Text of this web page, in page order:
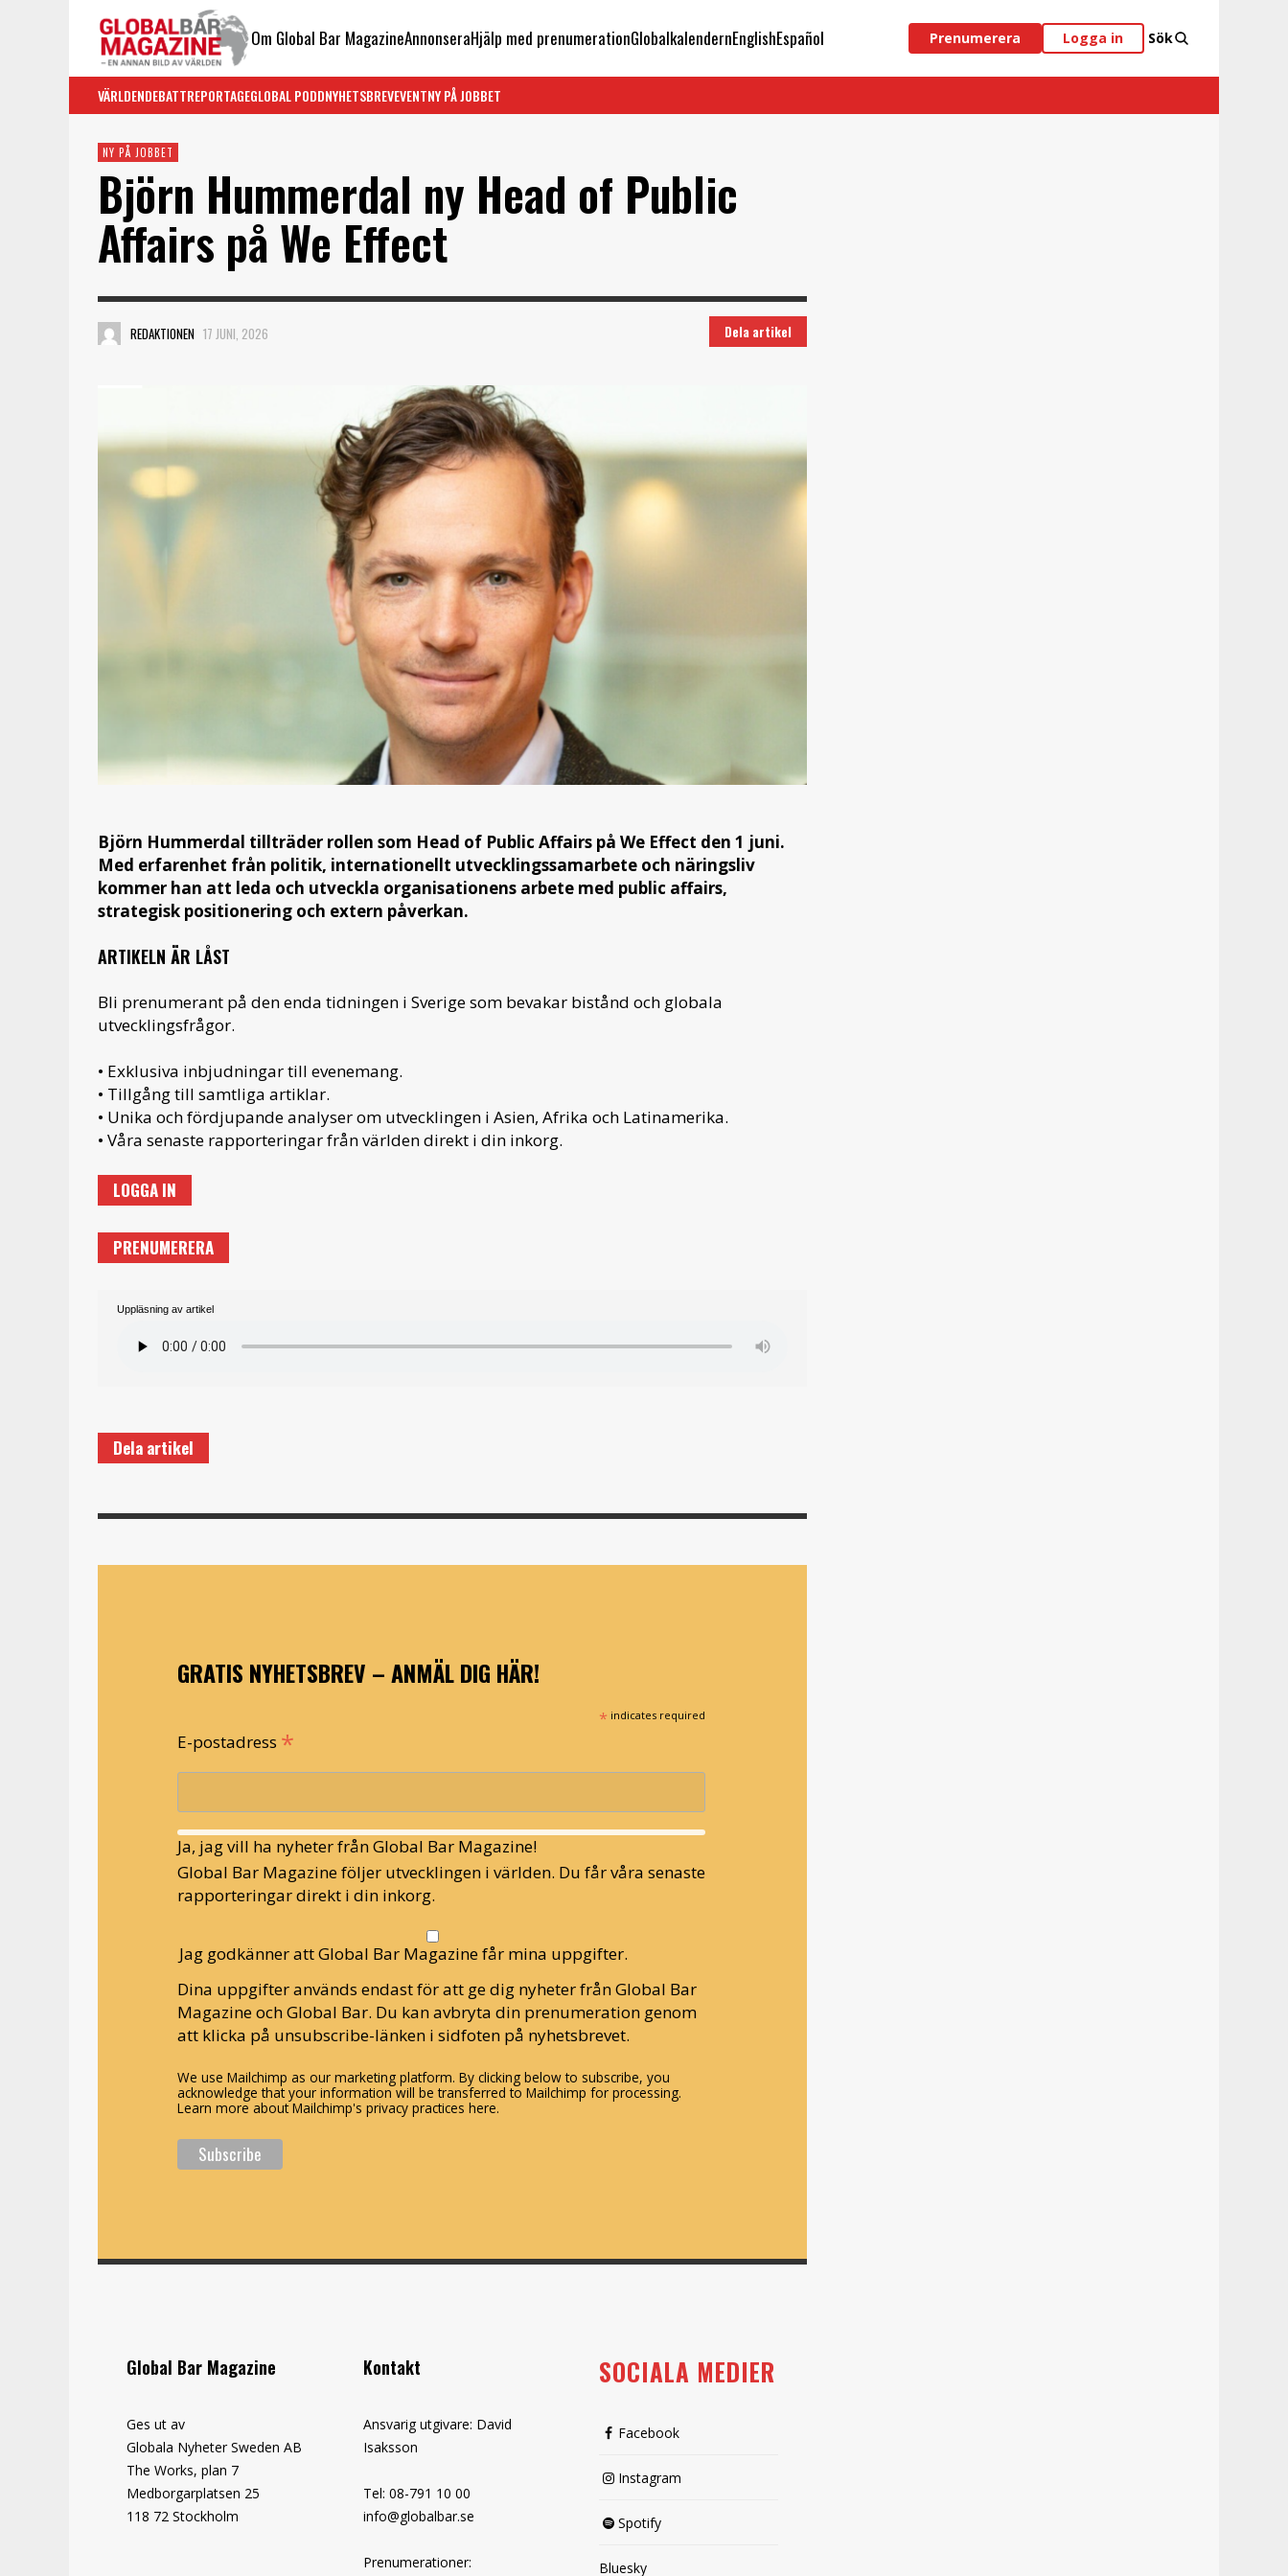
Om Global Bar MagazineAnnonseraHjälp med prenumerationGlobalkalendernEnglishEspañol Prenumerera Logga in Sök
VÄRLDENDEBATTREPORTAGEGLOBAL PODDNYHETSBREVEVENTNY PÅ JOBBET
NY PÅ JOBBET
Björn Hummerdal ny Head of Public
Affairs på We Effect
REDAKTIONEN 17 JUNI, 2026 Dela artikel
Björn Hummerdal tillträder rollen som Head of Public Affairs på We Effect den 1 juni.
Med erfarenhet från politik, internationellt utvecklingssamarbete och näringsliv
kommer han att leda och utveckla organisationens arbete med public affairs,
strategisk positionering och extern påverkan.
ARTIKELN ÄR LÅST
Bli prenumerant på den enda tidningen i Sverige som bevakar bistånd och globala
utvecklingsfrågor.
• Exklusiva inbjudningar till evenemang.
• Tillgång till samtliga artiklar.
• Unika och fördjupande analyser om utvecklingen i Asien, Afrika och Latinamerika.
• Våra senaste rapporteringar från världen direkt i din inkorg.
LOGGA IN
PRENUMERERA
Uppläsning av artikel
Dela artikel
GRATIS NYHETSBREV – ANMÄL DIG HÄR!
* indicates required
E-postadress *
Ja, jag vill ha nyheter från Global Bar Magazine!
Global Bar Magazine följer utvecklingen i världen. Du får våra senaste
rapporteringar direkt i din inkorg.
Jag godkänner att Global Bar Magazine får mina uppgifter.
Dina uppgifter används endast för att ge dig nyheter från Global Bar
Magazine och Global Bar. Du kan avbryta din prenumeration genom
att klicka på unsubscribe-länken i sidfoten på nyhetsbrevet.
We use Mailchimp as our marketing platform. By clicking below to subscribe, you
acknowledge that your information will be transferred to Mailchimp for processing.
Learn more about Mailchimp's privacy practices here.
Global Bar Magazine
Ges ut av
Globala Nyheter Sweden AB
The Works, plan 7
Medborgarplatsen 25
118 72 Stockholm
Kontakt
Ansvarig utgivare: David
Isaksson
Tel: 08-791 10 00
info@globalbar.se
Prenumerationer:
SOCIALA MEDIER
Facebook
Instagram
Spotify
Bluesky